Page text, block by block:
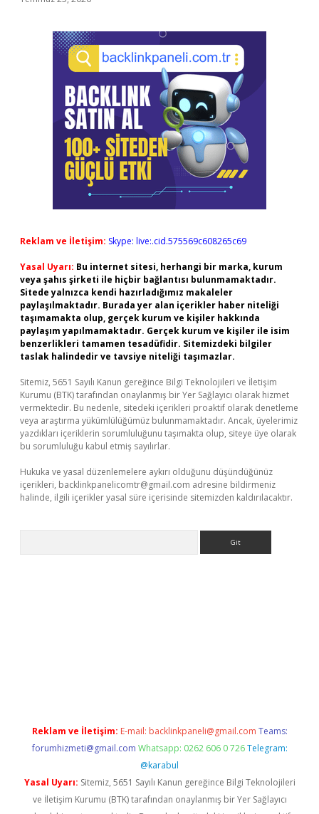
Reklam ve İletişim: Skype: live:.cid.575569c608265c69
Yasal Uyarı: Bu internet sitesi, herhangi bir marka, kurum
veya şahıs şirketi ile hiçbir bağlantısı bulunmamaktadır.
Sitede yalnızca kendi hazırladığımız makaleler
paylaşılmaktadır. Burada yer alan içerikler haber niteliği
taşımamakta olup, gerçek kurum ve kişiler hakkında
paylaşım yapılmamaktadır. Gerçek kurum ve kişiler ile isim
benzerlikleri tamamen tesadüfidir. Sitemizdeki bilgiler
taslak halindedir ve tavsiye niteliği taşımazlar.
Sitemiz, 5651 Sayılı Kanun gereğince Bilgi Teknolojileri ve İletişim
Kurumu (BTK) tarafından onaylanmış bir Yer Sağlayıcı olarak hizmet
vermektedir. Bu nedenle, sitedeki içerikleri proaktif olarak denetleme
veya araştırma yükümlülüğümüz bulunmamaktadır. Ancak, üyelerimiz
yazdıkları içeriklerin sorumluluğunu taşımakta olup, siteye üye olarak
bu sorumluluğu kabul etmiş sayılırlar.
Hukuka ve yasal düzenlemelere aykırı olduğunu düşündüğünüz
içerikleri, backlinkpanelicomtr@gmail.com adresine bildirmeniz
halinde, ilgili içerikler yasal süre içerisinde sitemizden kaldırılacaktır.
Reklam ve İletişim: E-mail: backlinkpaneli@gmail.com Teams:
forumhizmeti@gmail.com Whatsapp: 0262 606 0 726 Telegram:
@karabul
Yasal Uyarı: Sitemiz, 5651 Sayılı Kanun gereğince Bilgi Teknolojileri
ve İletişim Kurumu (BTK) tarafından onaylanmış bir Yer Sağlayıcı